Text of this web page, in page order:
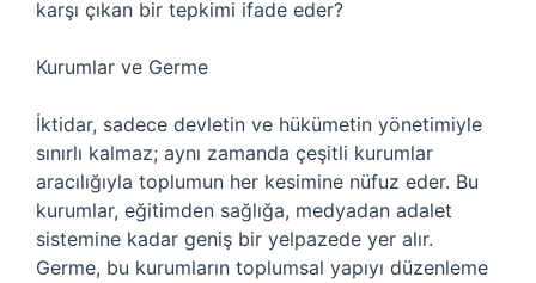
karşı çıkan bir tepkimi ifade eder?
Kurumlar ve Germe
İktidar, sadece devletin ve hükümetin yönetimiyle
sınırlı kalmaz; aynı zamanda çeşitli kurumlar
aracılığıyla toplumun her kesimine nüfuz eder. Bu
kurumlar, eğitimden sağlığa, medyadan adalet
sistemine kadar geniş bir yelpazede yer alır.
Germe, bu kurumların toplumsal yapıyı düzenleme